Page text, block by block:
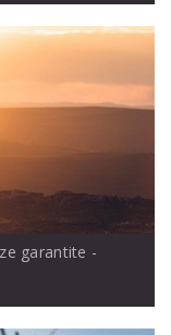
garantite -